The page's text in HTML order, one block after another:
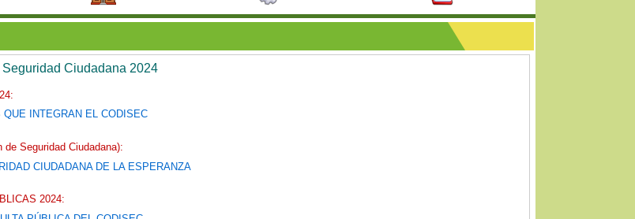
Ciudadana 2024
QUE INTEGRAN EL CODISEC
de Seguridad Ciudadana):
CIUDADANA DE LA ESPERANZA
2024: